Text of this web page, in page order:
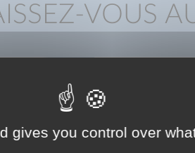
VOUS
gives you control over